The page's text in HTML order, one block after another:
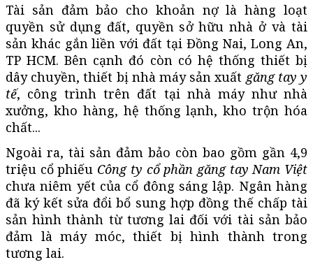
Tài sản đảm bảo cho khoản nợ là hàng loạt
quyền sử dụng đất, quyền sở hữu nhà ở và tài
sản khác gắn liền với đất tại Đồng Nai, Long An,
TP HCM. Bên cạnh đó còn có hệ thống thiết bị
dây chuyền, thiết bị nhà máy sản xuất găng tay y
tế, công trình trên đất tại nhà máy như nhà
xưởng, kho hàng, hệ thống lạnh, kho trộn hóa
chất...
Ngoài ra, tài sản đảm bảo còn bao gồm gần 4,9
triệu cổ phiếu Công ty cổ phần găng tay Nam Việt
chưa niêm yết của cổ đông sáng lập. Ngân hàng
đã ký kết sửa đổi bổ sung hợp đồng thế chấp tài
sản hình thành từ tương lai đối với tài sản bảo
đảm là máy móc, thiết bị hình thành trong
tương lai.